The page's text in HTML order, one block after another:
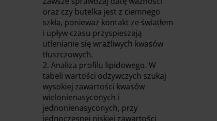
oraz czy butelka jest z ciemnego
szkła, ponieważ kontakt ze światłem
i upływ czasu przyspieszają
utlenianie się wrażliwych kwasów
tłuszczowych.
Analiza profilu lipidowego. W
tabeli wartości odżywczych szukaj
wysokiej zawartości kwasów
wielonienasyconych i
jednonienasyconych, przy
jednoczesnej niskiej zawartości